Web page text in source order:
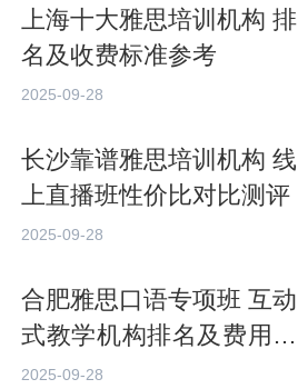
上海十大雅思培训机构 排
名及收费标准参考
2025-09-28
长沙靠谱雅思培训机构 线
上直播班性价比对比测评
2025-09-28
合肥雅思口语专项班 互动
式教学机构排名及费用清
单
2025-09-28